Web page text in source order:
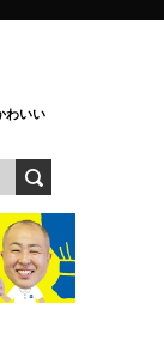
わいい